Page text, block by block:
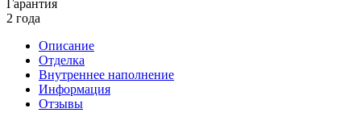
Гарантия
2 года
Описание
Отделка
Внутреннее наполнение
Информация
Отзывы